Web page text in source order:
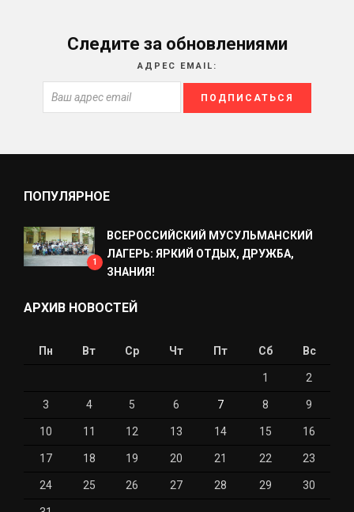
Следите за обновлениями
АДРЕС EMAIL:
ПОПУЛЯРНОЕ
1
ВСЕРОССИЙСКИЙ МУСУЛЬМАНСКИЙ
ЛАГЕРЬ: ЯРКИЙ ОТДЫХ, ДРУЖБА,
ЗНАНИЯ!
АРХИВ НОВОСТЕЙ
Пн Вт Ср Чт Пт Сб Вс
1 2
3 4 5 6 7 8 9
10 11 12 13 14 15 16
17 18 19 20 21 22 23
24 25 26 27 28 29 30